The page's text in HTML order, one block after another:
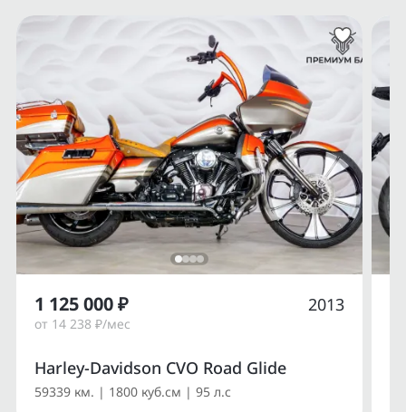
Harley-Davidson CVO Road Glide
59339 км. | 1800 куб.см | 95 л.с
1 125 000 ₽
от 14 238 ₽/мес
2013